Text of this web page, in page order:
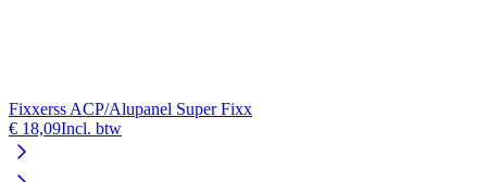
Fixxerss ACP/Alupanel Super Fixx
€ 18,09Incl. btw